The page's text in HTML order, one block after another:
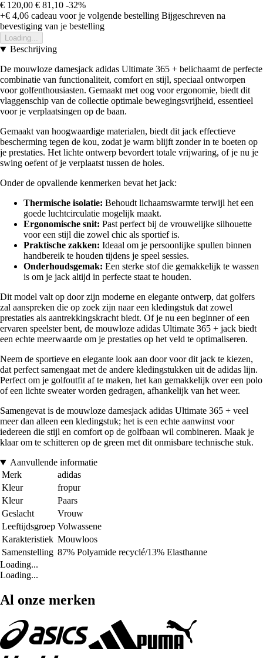
€ 120,00 € 81,10 -32%
+€ 4,06 cadeau voor je volgende bestelling Bijgeschreven na
bevestiging van je bestelling
Loading...
Beschrijving
De mouwloze damesjack adidas Ultimate 365 + belichaamt de perfecte
combinatie van functionaliteit, comfort en stijl, speciaal ontworpen
voor golfenthousiasten. Gemaakt met oog voor ergonomie, biedt dit
vlaggenschip van de collectie optimale bewegingsvrijheid, essentieel
voor je verplaatsingen op de baan.
Gemaakt van hoogwaardige materialen, biedt dit jack effectieve
bescherming tegen de kou, zodat je warm blijft zonder in te boeten op
je prestaties. Het lichte ontwerp bevordert totale vrijwaring, of je nu je
swing oefent of je verplaatst tussen de holes.
Onder de opvallende kenmerken bevat het jack:
Thermische isolatie: Behoudt lichaamswarmte terwijl het een
goede luchtcirculatie mogelijk maakt.
Ergonomische snit: Past perfect bij de vrouwelijke silhouette
voor een stijl die zowel chic als sportief is.
Praktische zakken: Ideaal om je persoonlijke spullen binnen
handbereik te houden tijdens je speel sessies.
Onderhoudsgemak: Een sterke stof die gemakkelijk te wassen
is om je jack altijd in perfecte staat te houden.
Dit model valt op door zijn moderne en elegante ontwerp, dat golfers
zal aanspreken die op zoek zijn naar een kledingstuk dat zowel
prestaties als aantrekkingskracht biedt. Of je nu een beginner of een
ervaren speelster bent, de mouwloze adidas Ultimate 365 + jack biedt
een echte meerwaarde om je prestaties op het veld te optimaliseren.
Neem de sportieve en elegante look aan door voor dit jack te kiezen,
dat perfect samengaat met de andere kledingstukken uit de adidas lijn.
Perfect om je golfoutfit af te maken, het kan gemakkelijk over een polo
of een lichte sweater worden gedragen, afhankelijk van het weer.
Samengevat is de mouwloze damesjack adidas Ultimate 365 + veel
meer dan alleen een kledingstuk; het is een echte aanwinst voor
iedereen die stijl en comfort op de golfbaan wil combineren. Maak je
klaar om te schitteren op de green met dit onmisbare technische stuk.
Aanvullende informatie
Merk
adidas
Kleur
fropur
Kleur
Paars
Geslacht
Vrouw
Leeftijdsgroep Volwassene
Karakteristiek Mouwloos
Samenstelling 87% Polyamide recyclé/13% Elasthanne
Loading...
Loading...
Al onze merken